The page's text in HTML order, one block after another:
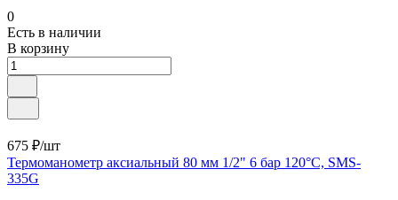
0
Есть в наличии
В корзину
675 ₽/шт
Термоманометр аксиальный 80 мм 1/2" 6 бар 120°С, SMS-
335G